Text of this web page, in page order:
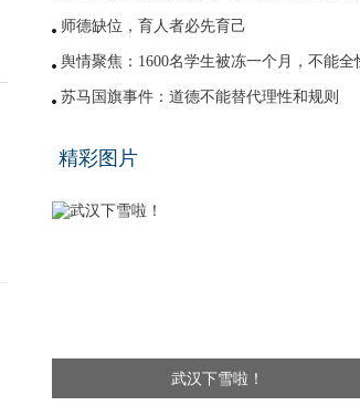
师德缺位，育人者必先育己
舆情聚焦：1600名学生被冻一个月，不能全
苏马国旗事件：道德不能替代理性和规则
精彩图片
武汉下雪啦！